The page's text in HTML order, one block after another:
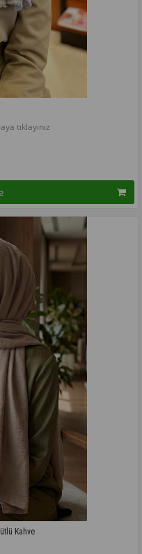
tıklayınız
Kahve